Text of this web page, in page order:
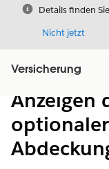
Schließen
Details finden Sie
Nicht jetzt
Versicherung
Inhalt
Inhalt
Anzeigen